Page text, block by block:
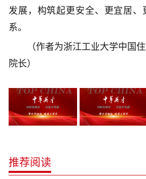
发展，构筑起更安全、更宜居、
系。
（作者为浙江工业大学中国住
院长）
推荐阅读